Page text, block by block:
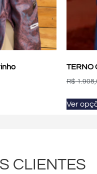
TERNO
R$
Ver
CLIENTES